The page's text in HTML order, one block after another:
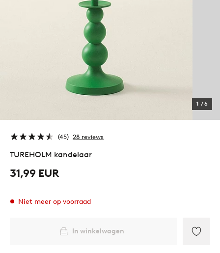
1 /6
45 28 reviews
TUREHOLM kandelaar
31,99 EUR
Niet meer op voorraad
In winkelwagen